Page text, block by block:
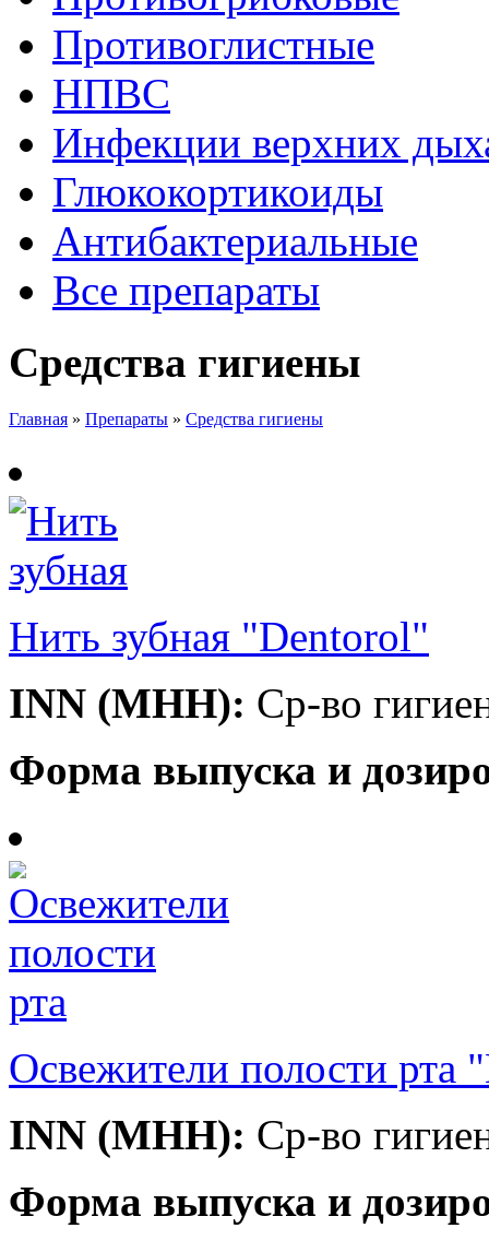
Противоглистные
НПВC
Инфекции верхних
Глюкокортикоиды
Антибактериальные
Все препараты
Средства гигиены
Главная » Препараты » Средства гигиены
Нить зубная "Dentorol"
INN (МНН): Ср-во
Форма выпуска и
Освежители полости рта
INN (МНН): Ср-во
Форма выпуска и